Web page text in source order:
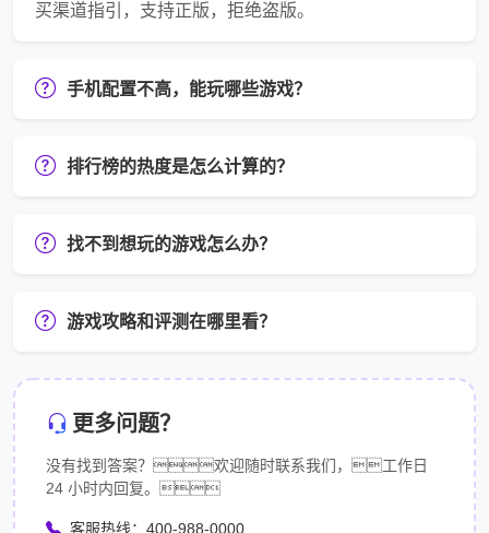
买渠道指引，支持正版，拒绝盗版。
手机配置不高，能玩哪些游戏？
排行榜的热度是怎么计算的？
找不到想玩的游戏怎么办？
游戏攻略和评测在哪里看？
更多问题？
没有找到答案？欢迎随时联系我们，工作日
24 小时内回复。
客服热线：400-988-0000